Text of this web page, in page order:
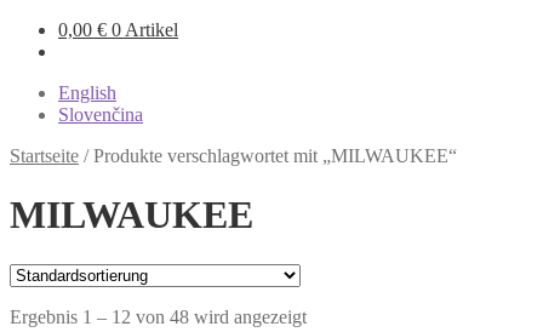
0,00 € 0 Artikel
English
Slovenčina
Startseite /Produkte verschlagwortet mit „MILWAUKEE“
MILWAUKEE
Ergebnis 1 – 12 von 48 wird angezeigt